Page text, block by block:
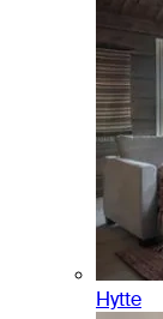
Hytte